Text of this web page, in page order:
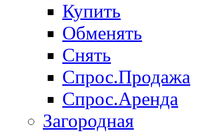
Купить
Обменять
Снять
Спрос.Продажа
Спрос.Аренда
Загородная